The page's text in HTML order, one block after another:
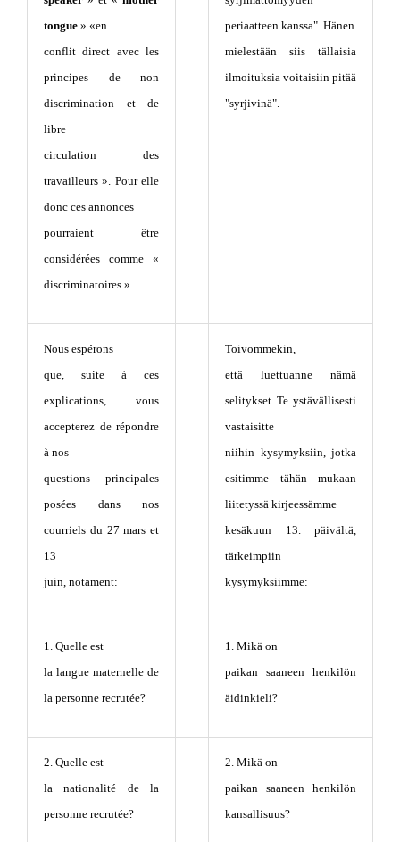
tongue » «en
conflit direct avec les
principes de non
discrimination et de
libre
circulation des
travailleurs ». Pour elle
donc ces annonces
pourraient être
considérées comme «
discriminatoires ».
periaatteen kanssa". Hänen
mielestään siis tällaisia
ilmoituksia voitaisiin pitää
"syrjivinä".
Nous espérons
que, suite à ces
explications, vous
accepterez de répondre
à nos
questions principales
posées dans nos
courriels du 27 mars et
13
juin, notament:
Toivommekin,
että luettuanne nämä
selitykset Te ystävällisesti
vastaisitte
niihin kysymyksiin, jotka
esitimme tähän mukaan
liitetyssä kirjeessämme
kesäkuun 13. päivältä,
tärkeimpiin
kysymyksiimme:
1. Quelle est
la langue maternelle de
la personne recrutée?
1. Mikä on
paikan saaneen henkilön
äidinkieli?
2. Quelle est
la nationalité de la
personne recrutée?
2. Mikä on
paikan saaneen henkilön
kansallisuus?